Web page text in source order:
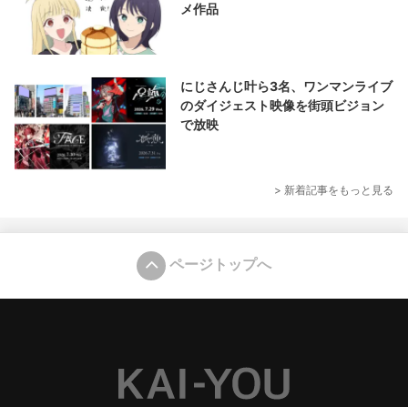
メ作品
にじさんじ叶ら3名、ワンマンライブ
のダイジェスト映像を街頭ビジョン
で放映
> 新着記事をもっと見る
ページトップへ